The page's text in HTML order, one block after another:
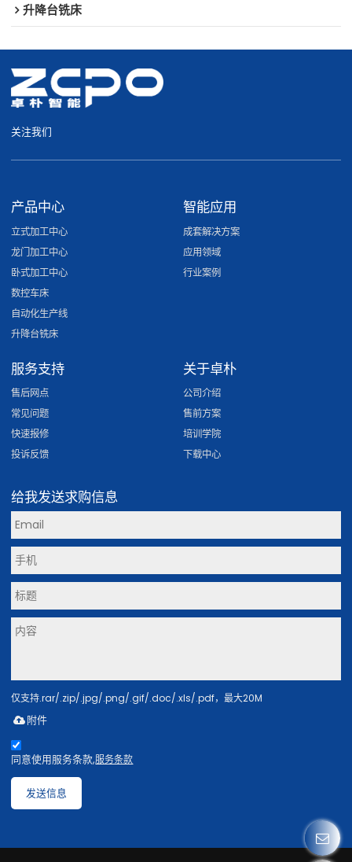
升降台铣床
关注我们
产品中心
立式加工中心
龙门加工中心
卧式加工中心
数控车床
自动化生产线
升降台铣床
智能应用
成套解决方案
应用领域
行业案例
服务支持
售后网点
常见问题
快速报修
投诉反馈
关于卓朴
公司介绍
售前方案
培训学院
下载中心
给我发送求购信息
仅支持.rar/.zip/.jpg/.png/.gif/.doc/.xls/.pdf，最大20M
附件
同意使用服务条款,服务条款
发送信息